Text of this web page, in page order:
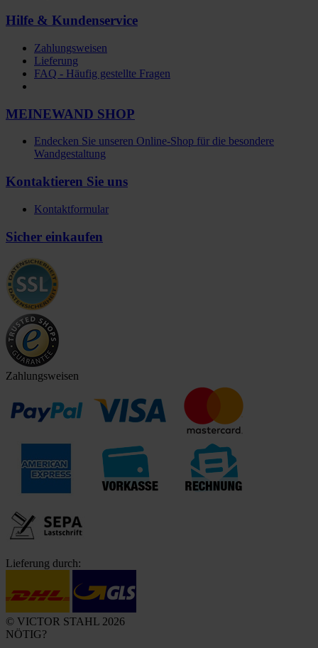
Hilfe & Kundenservice
Zahlungsweisen
Lieferung
FAQ - Häufig gestellte Fragen
MEINEWAND SHOP
Endecken Sie unseren Online-Shop für die besondere
Wandgestaltung
Kontaktieren Sie uns
Kontaktformular
Sicher einkaufen
Zahlungsweisen
Lieferung durch:
© VICTOR STAHL 2026
NÖTIG?